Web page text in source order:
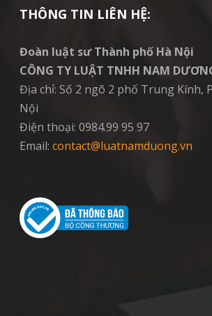
THÔNG TIN LIÊN HỆ:
Đoàn luật sư Thành phố Hà Nội
CÔNG TY LUẬT TNHH NAM
Địa chỉ: Số 2 ngõ 2 phố Trung Kính,
Nội
Điện thoại: 0984.99 95 97
Email: contact@luatnamduong.vn